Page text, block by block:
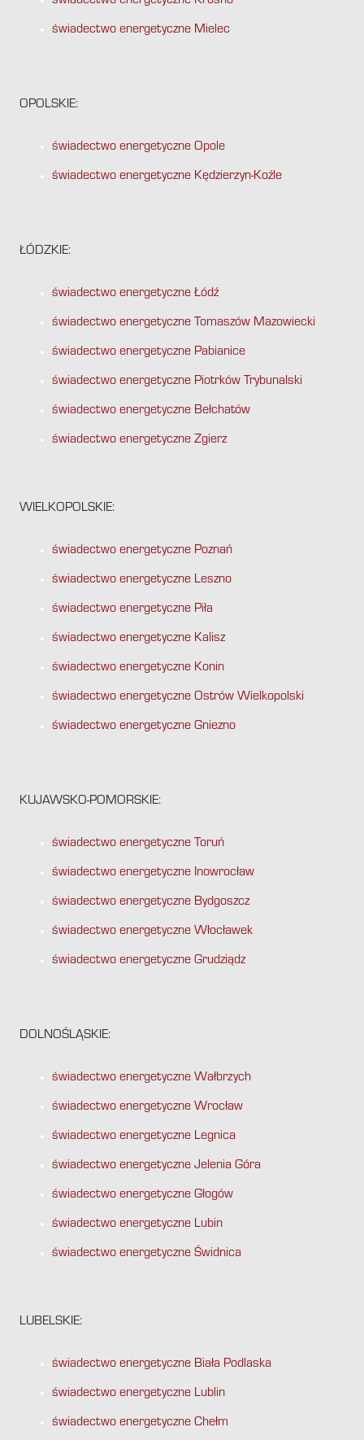
świadectwo energetyczne Mielec
OPOLSKIE:
świadectwo energetyczne Opole
świadectwo energetyczne Kędzierzyn-Koźle
ŁÓDZKIE:
świadectwo energetyczne Łódź
świadectwo energetyczne Tomaszów Mazowiecki
świadectwo energetyczne Pabianice
świadectwo energetyczne Piotrków Trybunalski
świadectwo energetyczne Bełchatów
świadectwo energetyczne Zgierz
WIELKOPOLSKIE:
świadectwo energetyczne Poznań
świadectwo energetyczne Leszno
świadectwo energetyczne Piła
świadectwo energetyczne Kalisz
świadectwo energetyczne Konin
świadectwo energetyczne Ostrów Wielkopolski
świadectwo energetyczne Gniezno
KUJAWSKO-POMORSKIE:
świadectwo energetyczne Toruń
świadectwo energetyczne Inowrocław
świadectwo energetyczne Bydgoszcz
świadectwo energetyczne Włocławek
świadectwo energetyczne Grudziądz
DOLNOŚLĄSKIE:
świadectwo energetyczne Wałbrzych
świadectwo energetyczne Wrocław
świadectwo energetyczne Legnica
świadectwo energetyczne Jelenia Góra
świadectwo energetyczne Głogów
świadectwo energetyczne Lubin
świadectwo energetyczne Świdnica
LUBELSKIE:
świadectwo energetyczne Biała Podlaska
świadectwo energetyczne Lublin
świadectwo energetyczne Chełm